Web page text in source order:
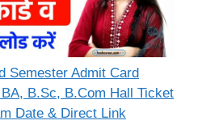
Semester Admit Card
B.Sc, B.Com Hall Ticket
Date & Direct Link